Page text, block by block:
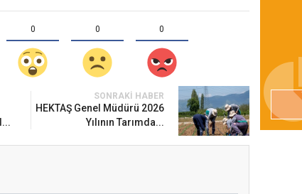
0 0 0
SONRAKI HABER
HEKTAŞ Genel Müdürü 2026
Yılının Tarımda...